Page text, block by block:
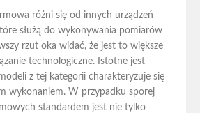
różni się od innych urządzeń
służą do wykonywania pomiarów
rzut oka widać, że jest to większe
technologiczne. Istotne jest
z tej kategorii charakteryzuje się
wykonaniem. W przypadku sporej
standardem jest nie tylko